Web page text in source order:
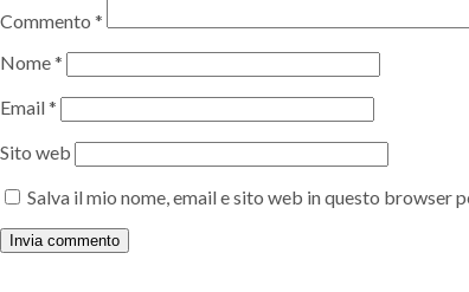
Commento *
Nome*
Email*
Sito web
Salva il mio nome, email e sito web in questo browser